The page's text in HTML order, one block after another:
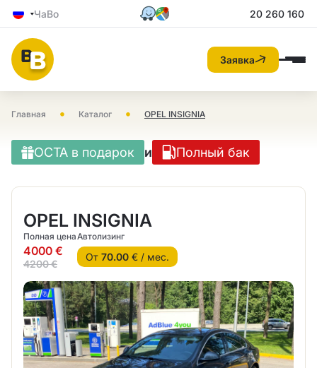
ЧаВо 20 260 160
Заявка
Главная • Каталог • OPEL INSIGNIA
OCTA в подарок и Полный бак
OPEL INSIGNIA
Полная цена
4000 €
4200 €
Автолизинг
От 70.00€ / мес.